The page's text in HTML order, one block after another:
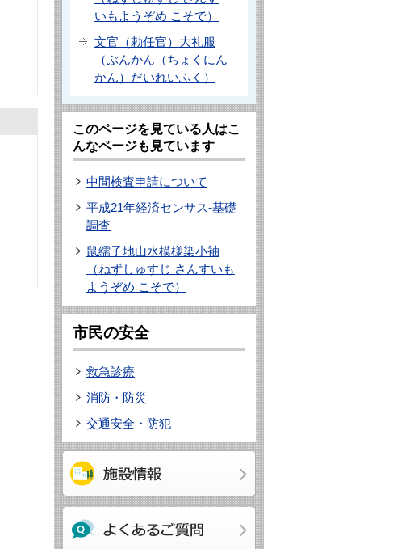
いもようぞめ こそで）
文官（勅任官）大礼服
（ぶんかん（ちょくにん
かん）だいれいふく）
このページを見ている人はこ
んなページも見ています
中間検査申請について
平成21年経済センサス-基礎
調査
鼠繻子地山水模様染小袖
（ねずしゅすじ さんすいも
ようぞめ こそで）
市民の安全
救急診療
消防・防災
交通安全・防犯